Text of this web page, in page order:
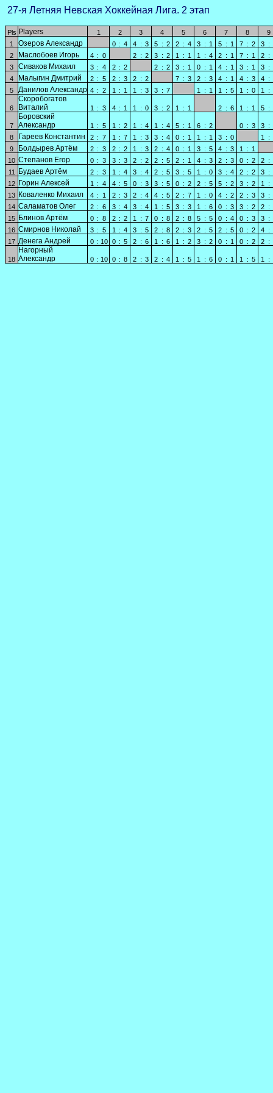
27-я Летняя Невская Хоккейная Лига. 2 этап
Pls Players 1 2 3 4 5 6 7 8
9
1
Озеров Александр 0 : 4 4 : 3 5 : 2 2 : 4 3 : 1 5 : 1 7 : 2 3 :
2
Маслобоев Игорь 4 : 0 2 : 2 3 : 2 1 : 1 1 : 4 2 : 1 7 : 1 2 :
3
Сиваков Михаил 3 : 4 2 : 2 2 : 2 3 : 1 0 : 1 4 : 1 3 : 1 3 :
4
Малыгин Дмитрий 2 : 5 2 : 3 2 : 2 7 : 3 2 : 3 4 : 1 4 : 3 4 :
5
Данилов Александр 4 : 2 1 : 1 1 : 3 3 : 7 1 : 1 1 : 5 1 : 0 1 :
6
Скоробогатов
Виталий
1 : 3 4 : 1 1 : 0 3 : 2 1 : 1 2 : 6 1 : 1 5 :
7
Боровский
Александр
1 : 5 1 : 2 1 : 4 1 : 4 5 : 1 6 : 2 0 : 3 3 :
8
Гареев Константин 2 : 7 1 : 7 1 : 3 3 : 4 0 : 1 1 : 1 3 : 0 1
:
9
Болдырев Артём 2 : 3 2 : 2 1 : 3 2 : 4 0 : 1 3 : 5 4 : 3 1 : 1
10 Степанов Егор 0 : 3 3 : 3 2 : 2 2 : 5 2 : 1 4 : 3 2 : 3 0 : 2 2 :
11
Будаев Артём 2 : 3 1 : 4 3 : 4 2 : 5 3 : 5 1 : 0 3 : 4 2 : 2 3 :
12 Горин Алексей 1 : 4 4 : 5 0 : 3 3 : 5 0 : 2 2 : 5 5 : 2 3 : 2 1
:
13 Коваленко Михаил 4 : 1 2 : 3 2 : 4 4 : 5 2 : 7 1 : 0 4 : 2 2 : 3 3 :
14 Саламатов Олег 2 : 6 3 : 4 3 : 4 1 : 5 3 : 3 1 : 6 0 : 3 3 : 2 2 :
15 Блинов Артём 0 : 8 2 : 2 1 : 7 0 : 8 2 : 8 5 : 5 0 : 4 0 : 3 3 :
16 Смирнов Николай 3 : 5 1 : 4 3 : 5 2 : 8 2 : 3 2 : 5 2 : 5 0 : 2 4 :
17 Денега Андрей 0 : 10 0 : 5 2 : 6 1 : 6 1 : 2 3 : 2 0 : 1 0 : 2 2 :
18
Нагорный
Александр
0 : 10 0 : 8 2 : 3 2 : 4 1 : 5 1 : 6 0 : 1 1 : 5 1 :